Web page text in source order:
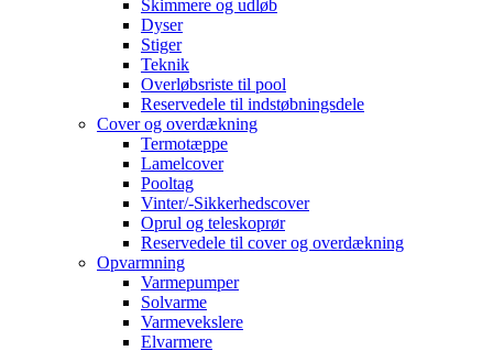
Skimmere og udløb
Dyser
Stiger
Teknik
Overløbsriste til pool
Reservedele til indstøbningsdele
Cover og overdækning
Termotæppe
Lamelcover
Pooltag
Vinter/-Sikkerhedscover
Oprul og teleskoprør
Reservedele til cover og overdækning
Opvarmning
Varmepumper
Solvarme
Varmevekslere
Elvarmere